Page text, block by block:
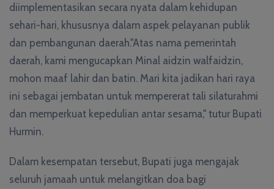
diimplementasikan secara nyata dalam kehidupan
sehari-hari, khususnya dalam aspek pelayanan publik
dan pembangunan daerah."Atas nama pemerintah
daerah, kami mengucapkan Minal aidzin walfaidzin,
mohon maaf lahir dan batin. Mari kita jadikan hari raya
ini sebagai jembatan untuk mempererat tali silaturahmi
dan memperkuat kepedulian antar sesama," tutur Bupati
Hurmin.
Dalam kesempatan tersebut, Bupati juga mengajak
seluruh jamaah untuk melangitkan doa bagi